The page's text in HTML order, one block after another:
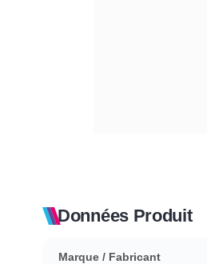
Données Produit
Marque / Fabricant